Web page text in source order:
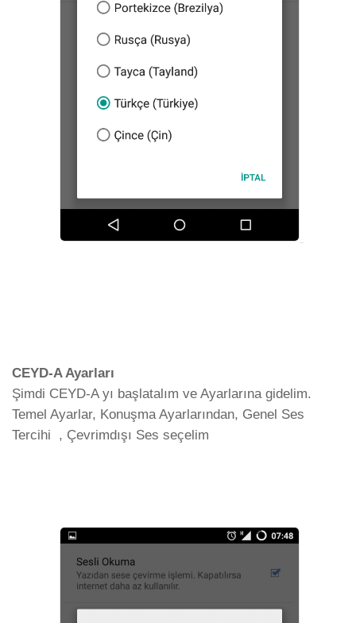
CEYD-A Ayarları
Şimdi CEYD-A yı başlatalım ve Ayarlarına gidelim.
Temel Ayarlar, Konuşma Ayarlarından, Genel Ses
Tercihi , Çevrimdışı Ses seçelim